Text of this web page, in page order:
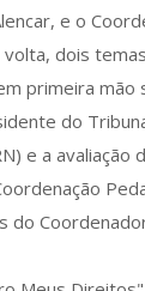
e o
dois
primeira mão
do
e a avaliação
do